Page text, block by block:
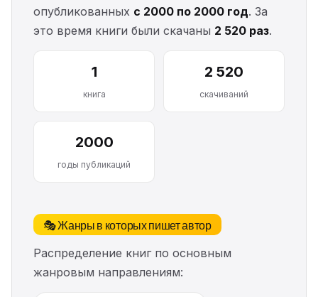
опубликованных с 2000 по 2000 год. За
это время книги были скачаны 2 520 раз.
1
книга
2 520
скачиваний
2000
годы публикаций
🎭 Жанры в которых пишет автор
Распределение книг по основным
жанровым направлениям: